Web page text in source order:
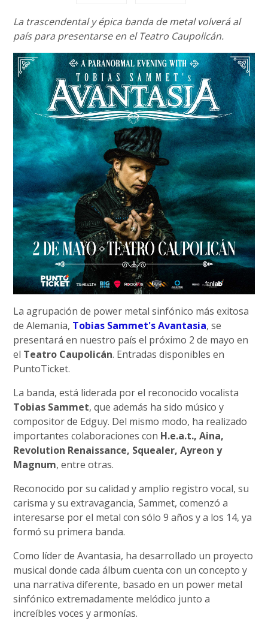
La trascendental y épica banda de metal volverá al
país para presentarse en el Teatro Caupolicán.
La agrupación de power metal sinfónico más exitosa
de Alemania, Tobias Sammet's Avantasia, se
presentará en nuestro país el próximo 2 de mayo en
el Teatro Caupolicán. Entradas disponibles en
PuntoTicket.
La banda, está liderada por el reconocido vocalista
Tobias Sammet, que además ha sido músico y
compositor de Edguy. Del mismo modo, ha realizado
importantes colaboraciones con H.e.a.t., Aina,
Revolution Renaissance, Squealer, Ayreon y
Magnum, entre otras.
Reconocido por su calidad y amplio registro vocal, su
carisma y su extravagancia, Sammet, comenzó a
interesarse por el metal con sólo 9 años y a los 14, ya
formó su primera banda.
Como líder de Avantasia, ha desarrollado un proyecto
musical donde cada álbum cuenta con un concepto y
una narrativa diferente, basado en un power metal
sinfónico extremadamente melódico junto a
increíbles voces y armonías.